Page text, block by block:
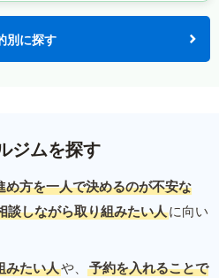
別に探す
ジムを探す
め方を一人で決めるのが不安な
談しながら取り組みたい人に向い
みたい人や、
予約を入れることで